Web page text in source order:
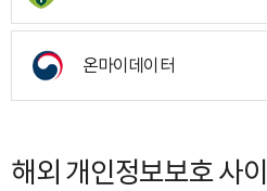
온마이데이터
해외 개인정보보호 사